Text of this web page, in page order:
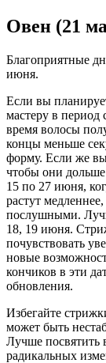
Овен (21
Благоприятные
июня.
Если вы
мастеру в период
время волосы
концы меньше
форму. Если же вы
чтобы они
15 по 27 июня,
растут
послушными.
18, 19 июня.
почувствовать
новые
кончиков в эти
обновления.
Избегайте
может быть
Лучше посвятить
радикальных